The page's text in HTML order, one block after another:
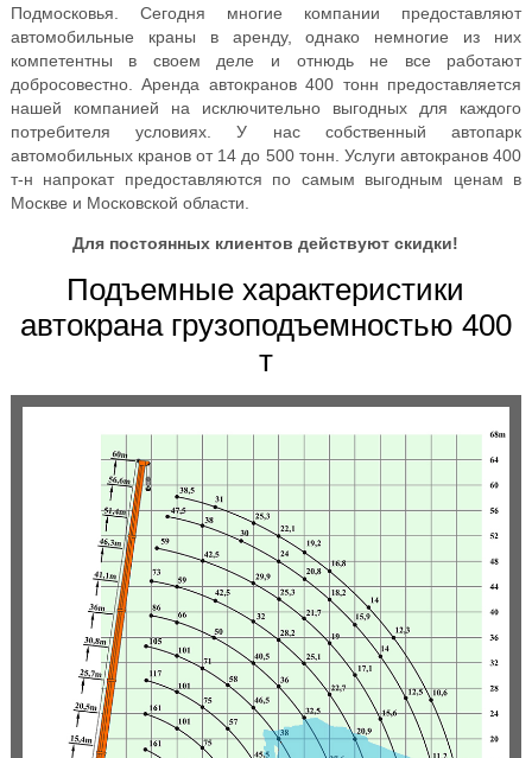
Подмосковья. Сегодня многие компании предоставляют
автомобильные краны в аренду, однако немногие из них
компетентны в своем деле и отнюдь не все работают
добросовестно. Аренда автокранов 400 тонн предоставляется
нашей компанией на исключительно выгодных для каждого
потребителя условиях. У нас собственный автопарк
автомобильных кранов от 14 до 500 тонн. Услуги автокранов 400
т-н напрокат предоставляются по самым выгодным ценам в
Москве и Московской области.
Для постоянных клиентов действуют скидки!
Подъемные характеристики
автокрана грузоподъемностью 400
т